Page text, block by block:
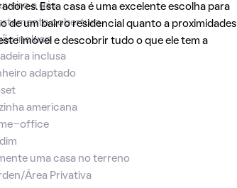
Esta casa é uma excelente escolha para
de um bairro residencial quanto a proximidades
imóvel e descobrir tudo o que ele tem a
a gás
cobertura
incluso
inclusa
adaptado
americana
office
uma casa no terreno
Área Privativa